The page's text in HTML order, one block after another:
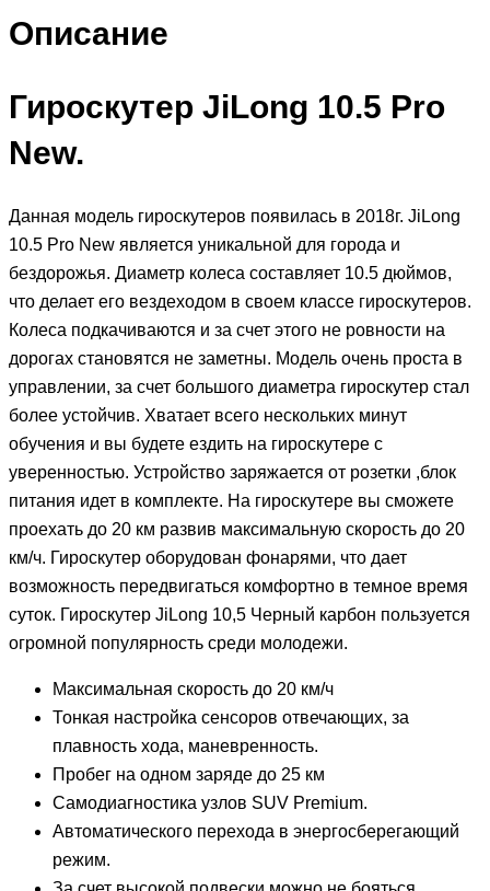
Описание
Гироскутер JiLong 10.5 Pro
New.
Данная модель гироскутеров появилась в 2018г. JiLong
10.5 Pro New является уникальной для города и
бездорожья. Диаметр колеса составляет 10.5 дюймов,
что делает его вездеходом в своем классе гироскутеров.
Колеса подкачиваются и за счет этого не ровности на
дорогах становятся не заметны. Модель очень проста в
управлении, за счет большого диаметра гироскутер стал
более устойчив. Хватает всего нескольких минут
обучения и вы будете ездить на гироскутере с
уверенностью. Устройство заряжается от розетки ,блок
питания идет в комплекте. На гироскутере вы сможете
проехать до 20 км развив максимальную скорость до 20
км/ч. Гироскутер оборудован фонарями, что дает
возможность передвигаться комфортно в темное время
суток. Гироскутер JiLong 10,5 Черный карбон пользуется
огромной популярность среди молодежи.
Максимальная скорость до 20 км/ч
Тонкая настройка сенсоров отвечающих, за
плавность хода, маневренность.
Пробег на одном заряде до 25 км
Самодиагностика узлов SUV Premium.
Автоматического перехода в энергосберегающий
режим.